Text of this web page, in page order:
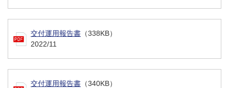
交付運用報告書 （338KB）
2022/11
交付運用報告書 （340KB）